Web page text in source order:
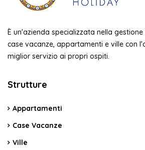
È un'azienda specializzata nella
case vacanze, appartamenti e ville con
miglior servizio ai propri ospiti.
Strutture
Appartamenti
Case Vacanze
Ville